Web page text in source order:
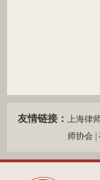
友情链接： 上海律
师协会